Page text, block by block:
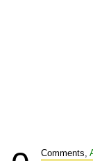
Comments,